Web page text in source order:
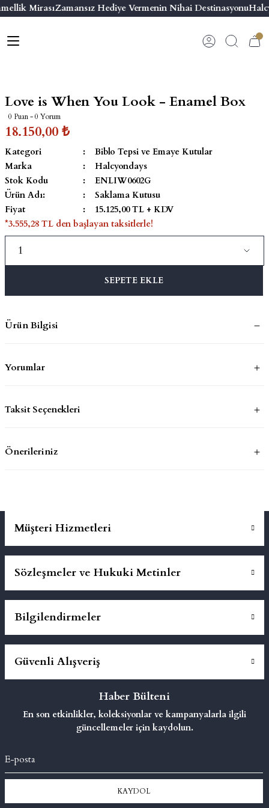
MirasıZamansız Hediye Vermenin Nihai Destinasyonu
Geri Dön
Geri Dön
ve Aksesuarlar
Mum
Geri Dön
Geri Dön
Seriler
Elephant
Love is When You Look - Enamel Box
0 Puan - 0 Yorum
18.150,00 ₺
Kategori
Biblo Tepsi ve Emaye Kutular
Marka
Halcyondays
Stok Kodu
ENLIW0602G
Ürün Adı:
Saklama Kutusu
Fiyat
15.125,00 TL + KDV
*3.555,28 TL den başlayan taksitlerle!
SEPETE EKLE
Ürün Bilgisi
Yorumlar
Taksit Seçenekleri
Önerileriniz
Müşteri Hizmetleri
Sözleşmeler ve Hukuki Metinler
Bilgilendirmeler
Güvenli Alışveriş
Haber Bülteni
En son etkinlikler, koleksiyonlar ve kampanyalarla ilgili
güncellemeler için kaydolun.
KAYDOL